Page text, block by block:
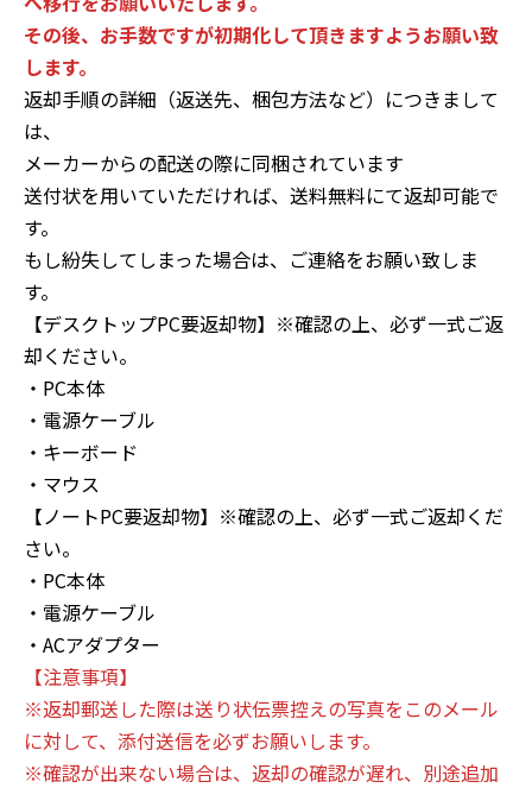
その後、お手数ですが初期化して頂きますようお願い致
します。
返却手順の詳細（返送先、梱包方法など）につきまして
は、
メーカーからの配送の際に同梱されています
送付状を用いていただければ、送料無料にて返却可能で
す。
もし紛失してしまった場合は、ご連絡をお願い致しま
す。
【デスクトップPC要返却物】※確認の上、必ず一式ご返
却ください。
・PC本体
・電源ケーブル
・キーボード
・マウス
【ノートPC要返却物】※確認の上、必ず一式ご返却くだ
さい。
・PC本体
・電源ケーブル
・ACアダプター
【注意事項】
※返却郵送した際は送り状伝票控えの写真をこのメール
に対して、添付送信を必ずお願いします。
※確認が出来ない場合は、返却の確認が遅れ、別途追加